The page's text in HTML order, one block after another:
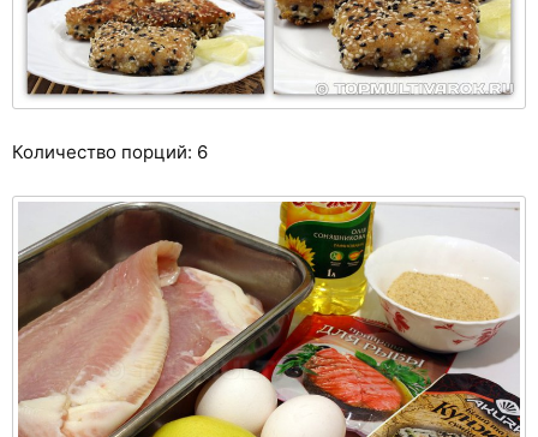
Количество порций: 6